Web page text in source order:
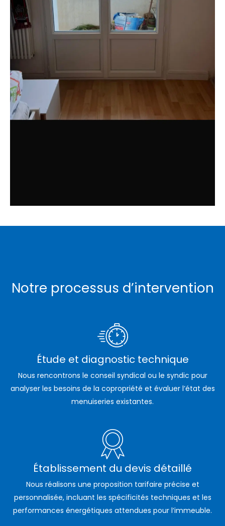
Notre processus d’intervention
Étude et diagnostic technique
Nous rencontrons le conseil syndical ou le syndic pour
analyser les besoins de la copropriété et évaluer l’état des
menuiseries existantes.
Établissement du devis détaillé
Nous réalisons une proposition tarifaire précise et
personnalisée, incluant les spécificités techniques et les
performances énergétiques attendues pour l’immeuble.